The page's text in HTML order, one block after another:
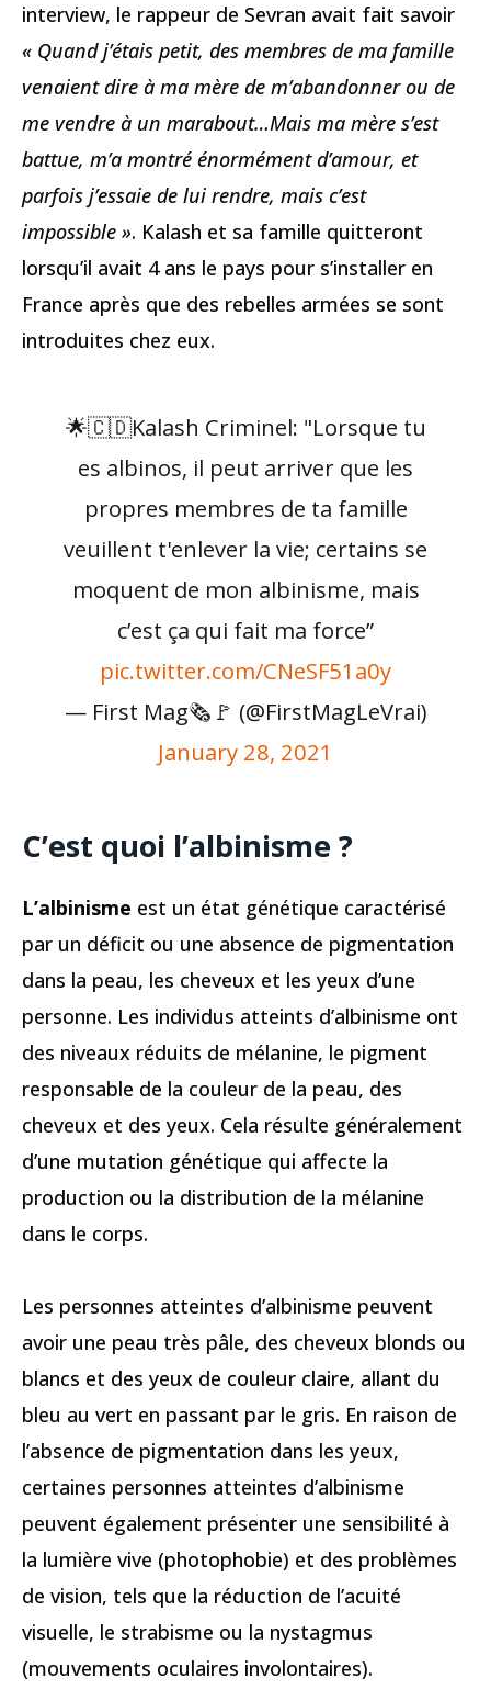
interview, le rappeur de Sevran avait fait savoir
« Quand j’étais petit, des membres de ma famille
venaient dire à ma mère de m’abandonner ou de
me vendre à un marabout…Mais ma mère s’est
battue, m’a montré énormément d’amour, et
parfois j’essaie de lui rendre, mais c’est
impossible ». Kalash et sa famille quitteront
lorsqu’il avait 4 ans le pays pour s’installer en
France après que des rebelles armées se sont
introduites chez eux.
🌟🇨🇩Kalash Criminel: "Lorsque tu
es albinos, il peut arriver que les
propres membres de ta famille
veuillent t'enlever la vie; certains se
moquent de mon albinisme, mais
c’est ça qui fait ma force”
pic.twitter.com/CNeSF51a0y
— First Mag🗞️🚩 (@FirstMagLeVrai)
January 28, 2021
C’est quoi l’albinisme ?
L’albinisme est un état génétique caractérisé
par un déficit ou une absence de pigmentation
dans la peau, les cheveux et les yeux d’une
personne. Les individus atteints d’albinisme ont
des niveaux réduits de mélanine, le pigment
responsable de la couleur de la peau, des
cheveux et des yeux. Cela résulte généralement
d’une mutation génétique qui affecte la
production ou la distribution de la mélanine
dans le corps.
Les personnes atteintes d’albinisme peuvent
avoir une peau très pâle, des cheveux blonds ou
blancs et des yeux de couleur claire, allant du
bleu au vert en passant par le gris. En raison de
l’absence de pigmentation dans les yeux,
certaines personnes atteintes d’albinisme
peuvent également présenter une sensibilité à
la lumière vive (photophobie) et des problèmes
de vision, tels que la réduction de l’acuité
visuelle, le strabisme ou la nystagmus
(mouvements oculaires involontaires).